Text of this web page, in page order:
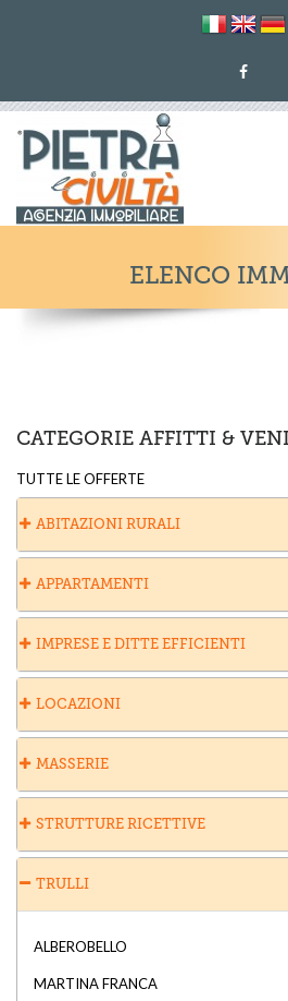
ELENCO
CATEGORIE AFFITTI &
TUTTE LE OFFERTE
ABITAZIONI RURALI
APPARTAMENTI
IMPRESE E DITTE EFFICIENTI
LOCAZIONI
MASSERIE
STRUTTURE RICETTIVE
TRULLI
ALBEROBELLO
MARTINA FRANCA